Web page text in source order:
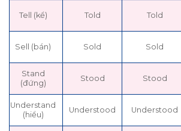
Tell (kể) Told Told
Sell (bán) Sold Sold
Stand
(đứng)
Stood Stood
Understand
(hiểu)
Understood Understood